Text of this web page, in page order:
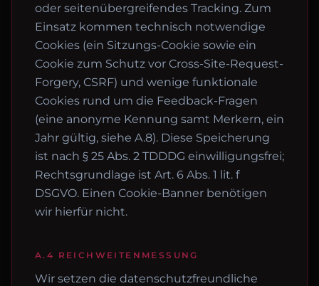
oder seitenübergreifendes Tracking. Zum
Einsatz kommen technisch notwendige
Cookies (ein Sitzungs-Cookie sowie ein
Cookie zum Schutz vor Cross-Site-Request-
Forgery, CSRF) und wenige funktionale
Cookies rund um die Feedback-Fragen
(eine anonyme Kennung samt Merkern, ein
Jahr gültig, siehe A.8). Diese Speicherung
ist nach § 25 Abs. 2 TDDDG einwilligungsfrei;
Rechtsgrundlage ist Art. 6 Abs. 1 lit. f
DSGVO. Einen Cookie-Banner benötigen
wir hierfür nicht.
A.4 REICHWEITENMESSUNG
Wir setzen die datenschutzfreundliche